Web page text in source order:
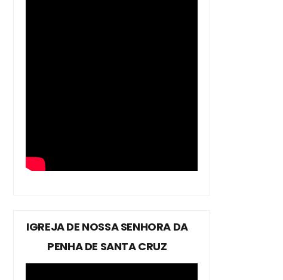
IGREJA DE NOSSA SENHORA DA
PENHA DE SANTA CRUZ